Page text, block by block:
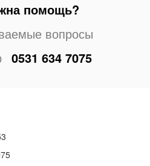
помощь?
вопросы
0531 634 7075